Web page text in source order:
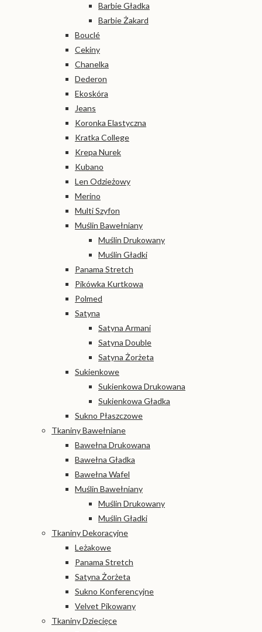
Barbie Gładka
Barbie Żakard
Bouclé
Cekiny
Chanelka
Dederon
Ekoskóra
Jeans
Koronka Elastyczna
Kratka College
Krepa Nurek
Kubano
Len Odzieżowy
Merino
Multi Szyfon
Muślin Bawełniany
Muślin Drukowany
Muślin Gładki
Panama Stretch
Pikówka Kurtkowa
Polmed
Satyna
Satyna Armani
Satyna Double
Satyna Żorżeta
Sukienkowe
Sukienkowa Drukowana
Sukienkowa Gładka
Sukno Płaszczowe
Tkaniny Bawełniane
Bawełna Drukowana
Bawełna Gładka
Bawełna Wafel
Muślin Bawełniany
Muślin Drukowany
Muślin Gładki
Tkaniny Dekoracyjne
Leżakowe
Panama Stretch
Satyna Żorżeta
Sukno Konferencyjne
Velvet Pikowany
Tkaniny Dziecięce